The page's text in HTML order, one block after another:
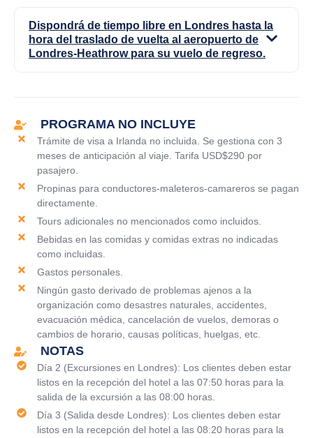
Dispondrá de tiempo libre en Londres hasta la
hora del traslado de vuelta al aeropuerto de
Londres-Heathrow para su vuelo de regreso.
PROGRAMA NO INCLUYE
Trámite de visa a Irlanda no incluida. Se gestiona con 3
meses de anticipación al viaje. Tarifa USD$290 por
pasajero.
Propinas para conductores-maleteros-camareros se pagan
directamente.
Tours adicionales no mencionados como incluidos.
Bebidas en las comidas y comidas extras no indicadas
como incluidas.
Gastos personales.
Ningún gasto derivado de problemas ajenos a la
organización como desastres naturales, accidentes,
evacuación médica, cancelación de vuelos, demoras o
cambios de horario, causas políticas, huelgas, etc.
NOTAS
Día 2 (Excursiones en Londres): Los clientes deben estar
listos en la recepción del hotel a las 07:50 horas para la
salida de la excursión a las 08:00 horas.
Día 3 (Salida desde Londres): Los clientes deben estar
listos en la recepción del hotel a las 08:20 horas para la